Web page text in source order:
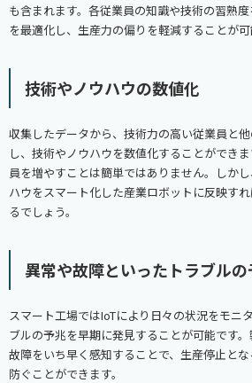
も含まれます。各従業員の知識や技術の習熟
を最適化し、生産力の偏りを軽減することが可
技術やノウハウの数値化
収集したデータから、技術力の高い従業員と
し、技術やノウハウを数値化することができ
員を増やすことは簡単ではありません。しか
ハウをスマート化した産業ロボットに反映す
るでしょう。
異常や故障といったトラブル
スマート工場ではIoTにより日々の状況をモニ
ブルの予兆を早期に発見することが可能です
故障をいち早く感知することで、生産停止と
防ぐことができます。